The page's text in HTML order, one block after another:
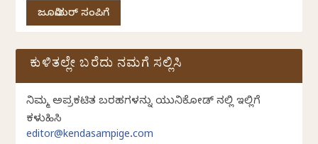
ಜೂನಿಯರ್ ಸಂಪಿಗೆ
ಕುಳಿತಲ್ಲೇ ಬರೆದು ನಮಗೆ ಸಲ್ಲಿಸಿ
ನಿಮ್ಮ ಅಪ್ರಕಟಿತ ಬರಹಗಳನ್ನು ಯುನಿಕೋಡ್ ನಲ್ಲಿ ಇಲ್ಲಿಗೆ
ಕಳುಹಿಸಿ
editor@kendasampige.com